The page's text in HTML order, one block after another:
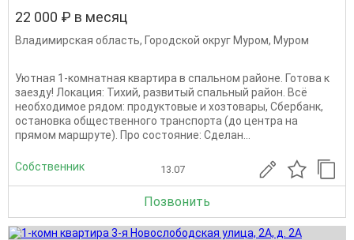
22 000 ₽ в месяц
Владимирская область, Городской округ Муром, Муром
Уютная 1-комнатная квартира в спальном районе. Готова к
заезду! Локация: Тихий, развитый спальный район. Всё
необходимое рядом: продуктовые и хозтовары, Сбербанк,
остановка общественного транспорта (до центра на
прямом маршруте). Про состояние: Сделан...
Собственник 13.07
Позвонить